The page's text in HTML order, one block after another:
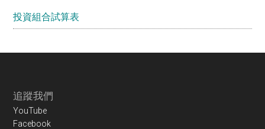
投資組合試算表
Footer
追蹤我們
YouTube
Facebook